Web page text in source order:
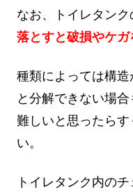
なお、トイレタンク
落とすと破損やケガ
種類によっては構
と分解できない場
難しいと思ったら
い。
トイレタンク内の